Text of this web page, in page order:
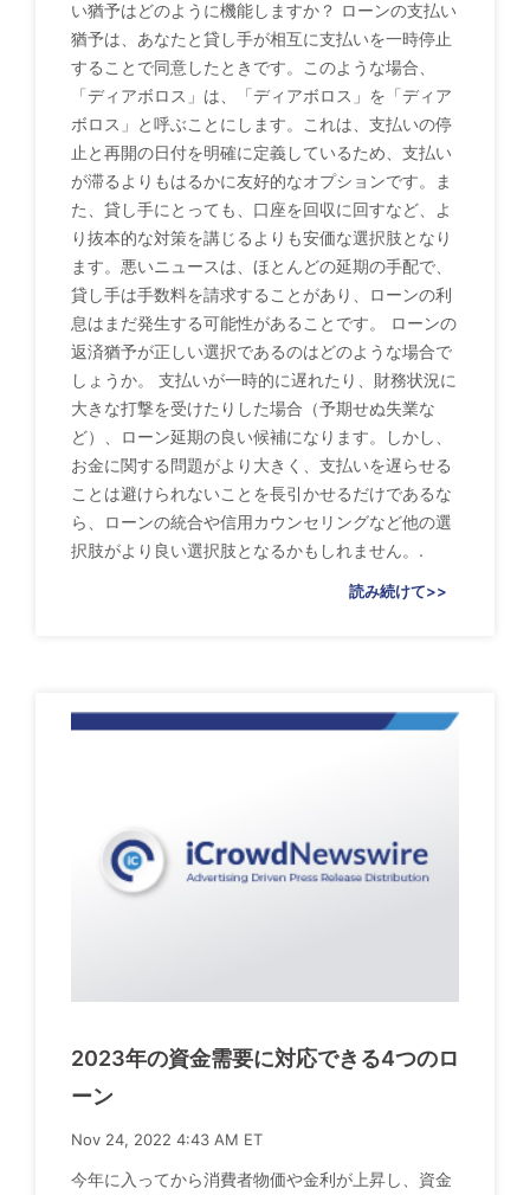
い猶予はどのように機能しますか？ ローンの支払い
猶予は、あなたと貸し手が相互に支払いを一時停止
することで同意したときです。このような場合、
「ディアボロス」は、「ディアボロス」を「ディア
ボロス」と呼ぶことにします。これは、支払いの停
止と再開の日付を明確に定義しているため、支払い
が滞るよりもはるかに友好的なオプションです。ま
た、貸し手にとっても、口座を回収に回すなど、よ
り抜本的な対策を講じるよりも安価な選択肢となり
ます。悪いニュースは、ほとんどの延期の手配で、
貸し手は手数料を請求することがあり、ローンの利
息はまだ発生する可能性があることです。 ローンの
返済猶予が正しい選択であるのはどのような場合で
しょうか。 支払いが一時的に遅れたり、財務状況に
大きな打撃を受けたりした場合（予期せぬ失業な
ど）、ローン延期の良い候補になります。しかし、
お金に関する問題がより大きく、支払いを遅らせる
ことは避けられないことを長引かせるだけであるな
ら、ローンの統合や信用カウンセリングなど他の選
択肢がより良い選択肢となるかもしれません。.
読み続けて>>
2023年の資金需要に対応できる4つのロ
ーン
Nov 24, 2022 4:43 AM ET
今年に入ってから消費者物価や金利が上昇し、資金